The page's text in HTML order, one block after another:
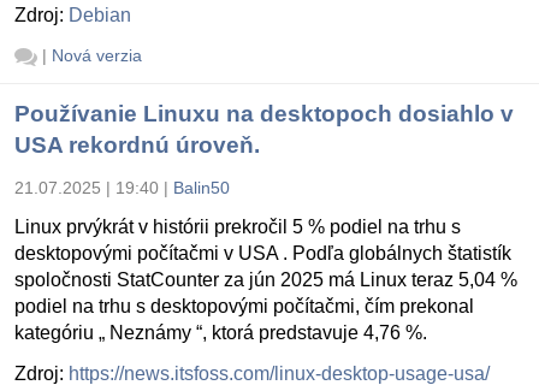
Zdroj: Debian
| Nová verzia
Používanie Linuxu na desktopoch dosiahlo v
USA rekordnú úroveň.
21.07.2025 | 19:40 | Balin50
Linux prvýkrát v histórii prekročil 5 % podiel na trhu s
desktopovými počítačmi v USA . Podľa globálnych štatistík
spoločnosti StatCounter za jún 2025 má Linux teraz 5,04 %
podiel na trhu s desktopovými počítačmi, čím prekonal
kategóriu „ Neznámy “, ktorá predstavuje 4,76 %.
Zdroj: https://news.itsfoss.com/linux-desktop-usage-usa/